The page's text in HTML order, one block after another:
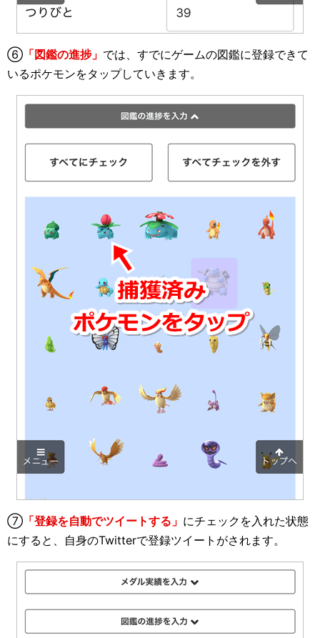
⑥ 「図鑑の進捗」 では、すでにゲームの図鑑に登録できて
いるポケモンをタップしていきます。
⑦ 「登録を自動でツイートする」 にチェックを入れた状態
にすると、自身のTwitterで登録ツイートがされます。